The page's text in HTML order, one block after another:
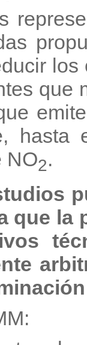
que
NO2.
que la